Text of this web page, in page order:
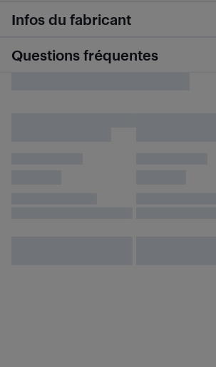
Infos du fabricant
Questions fréquentes